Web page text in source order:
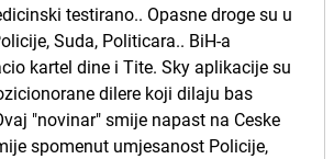
testirano.. Opasne droge su u
Suda, Politicara.. BiH-a
kartel dine i Tite. Sky aplikacije su
dilere koji dilaju bas
"novinar" smije napast na Ceske
spomenut umjesanost Policije,